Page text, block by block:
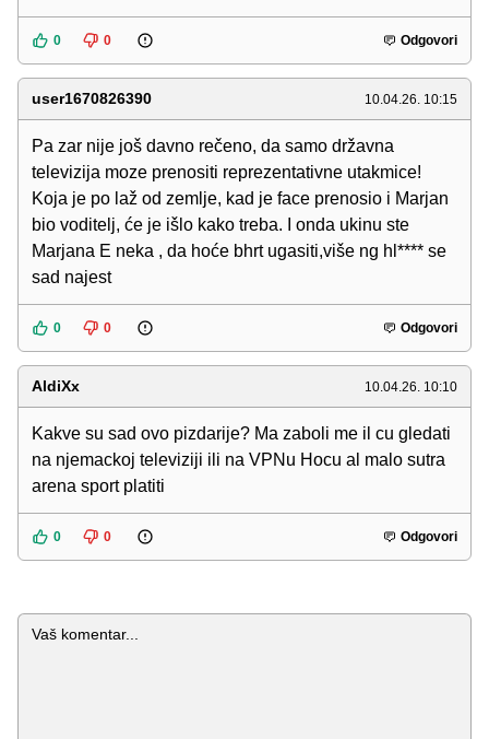
0 0 Odgovori
user1670826390 10.04.26. 10:15
Pa zar nije još davno rečeno, da samo državna
televizija moze prenositi reprezentativne utakmice!
Koja je po laž od zemlje, kad je face prenosio i Marjan
bio voditelj, će je išlo kako treba. I onda ukinu ste
Marjana E neka , da hoće bhrt ugasiti,više ng hl**** se
sad najest
0 0 Odgovori
AldiXx 10.04.26. 10:10
Kakve su sad ovo pizdarije? Ma zaboli me il cu gledati
na njemackoj televiziji ili na VPNu Hocu al malo sutra
arena sport platiti
0 0 Odgovori
Komentar